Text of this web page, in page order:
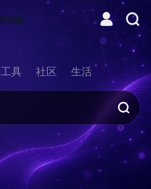
工具 社区 生活